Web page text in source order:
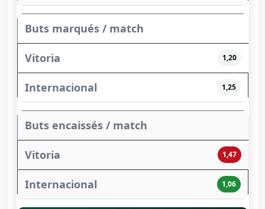
Buts marqués / match
1,20
1,25
Buts encaissés / match
1,47
1,06